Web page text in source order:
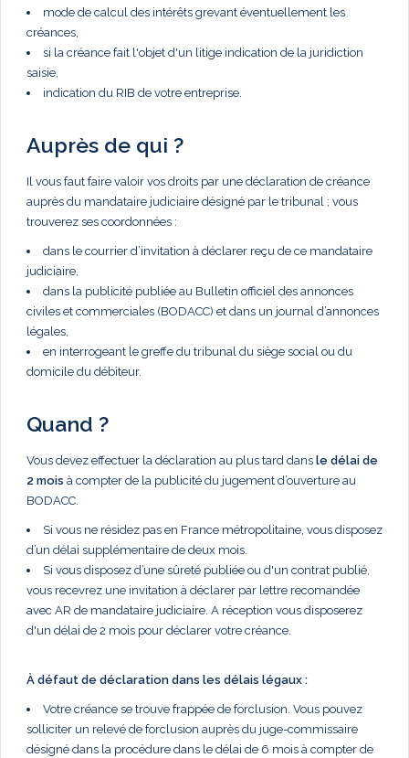
mode de calcul des intérêts grevant éventuellement les
créances,
si la créance fait l'objet d'un litige indication de la juridiction
saisie,
indication du RIB de votre entreprise.
Auprès de qui ?
Il vous faut faire valoir vos droits par une déclaration de créance
auprès du mandataire judiciaire désigné par le tribunal ; vous
trouverez ses coordonnées :
dans le courrier d’invitation à déclarer reçu de ce mandataire
judiciaire,
dans la publicité publiée au Bulletin officiel des annonces
civiles et commerciales (BODACC) et dans un journal d’annonces
légales,
en interrogeant le greffe du tribunal du siège social ou du
domicile du débiteur.
Quand ?
Vous devez effectuer la déclaration au plus tard dans le délai de
2 mois à compter de la publicité du jugement d’ouverture au
BODACC.
Si vous ne résidez pas en France métropolitaine, vous disposez
d’un délai supplémentaire de deux mois.
Si vous disposez d’une sûreté publiée ou d'un contrat publié,
vous recevrez une invitation à déclarer par lettre recomandée
avec AR de mandataire judiciaire. A réception vous disposerez
d'un délai de 2 mois pour déclarer votre créance.
À défaut de déclaration dans les délais légaux :
Votre créance se trouve frappée de forclusion. Vous pouvez
solliciter un relevé de forclusion auprès du juge-commissaire
désigné dans la procédure dans le délai de 6 mois à compter de